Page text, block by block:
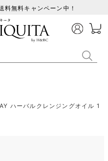
無料キャンペーン中！
ハーバルクレンジングオイル 1